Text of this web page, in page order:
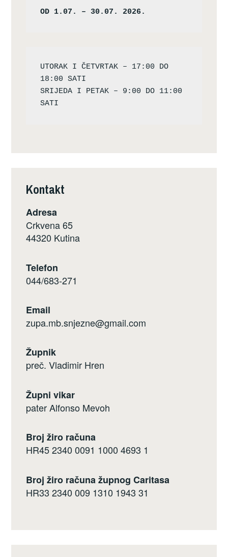
OD 1.07. – 30.07. 2026.
UTORAK I ČETVRTAK – 17:00 DO
18:00 SATI
SRIJEDA I PETAK – 9:00 DO 11:00
Kontakt
Adresa
Crkvena 65
44320 Kutina
Telefon
044/683-271
Email
zupa.mb.snjezne@gmail.com
Župnik
preč. Vladimir Hren
Župni vikar
pater Alfonso Mevoh
Broj žiro računa
HR45 2340 0091 1000 4693 1
Broj žiro računa župnog Caritasa
HR33 2340 009 1310 1943 31